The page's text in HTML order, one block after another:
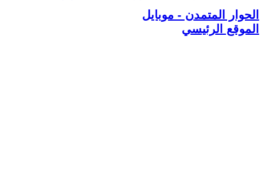
الحوار المتمدن - موبايل
الموقع الرئيسي